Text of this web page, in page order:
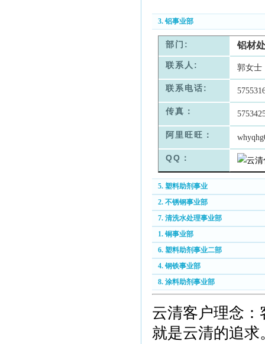
3. 铝事业部
部门: 铝材
联系人: 郭女士
联系电话:
传真：
阿里旺旺：
QQ：
5. 塑料助剂事业
2. 不锈钢事业部
7. 清洗水处理事业部
1. 铜事业部
6. 塑料助剂事业二部
4. 钢铁事业部
8. 涂料助剂事业部
云清客户理念
就是云清的追